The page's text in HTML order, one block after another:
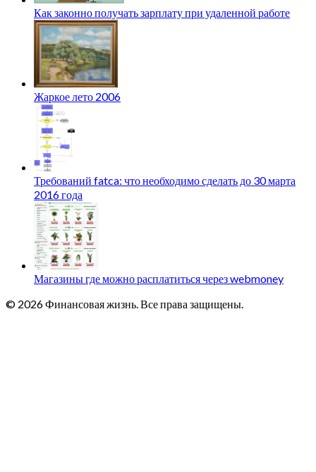
Как законно получать зарплату при удаленной работе
Жаркое лето 2006
Требований fatca: что необходимо сделать до 30 марта
2016 года
Магазины где можно расплатиться через webmoney
© 2026 Финансовая жизнь. Все права защищены.